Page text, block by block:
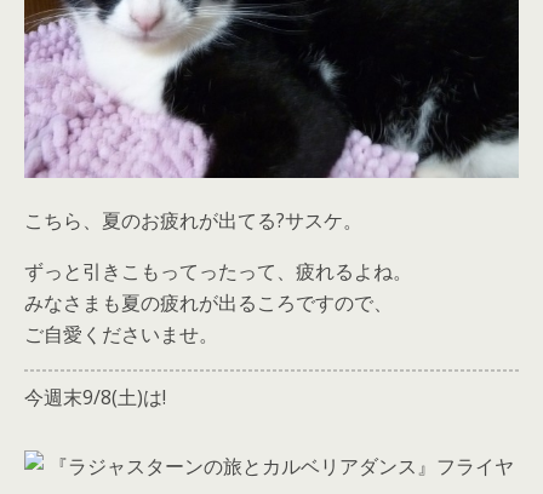
こちら、夏のお疲れが出てる?サスケ。
ずっと引きこもってったって、疲れるよね。
みなさまも夏の疲れが出るころですので、
ご自愛くださいませ。
今週末9/8(土)は!